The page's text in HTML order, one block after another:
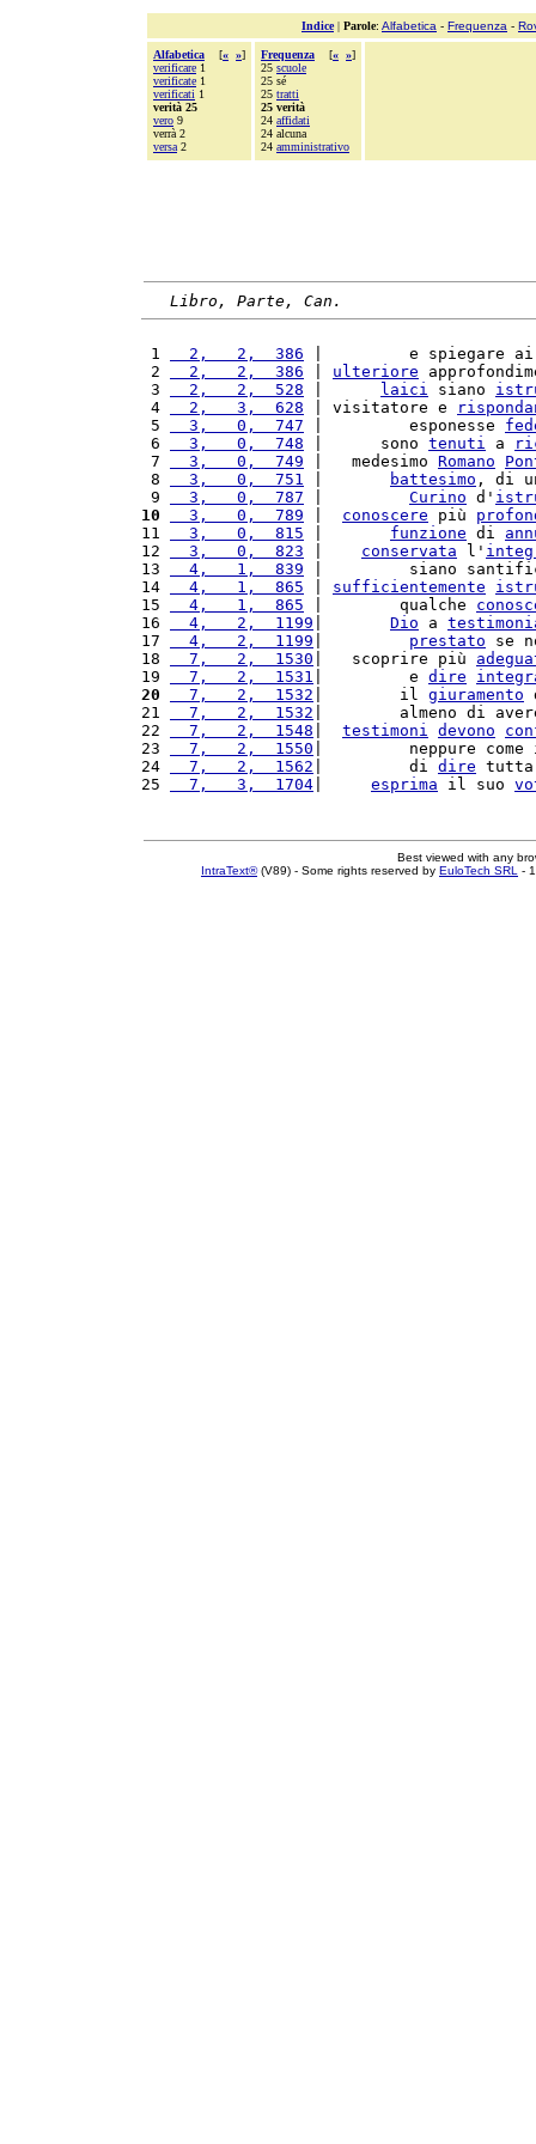
Indice| Parole: Alfabetica - Frequenza -
Alfabetica [« »]
verificare 1
verificate 1
verificati 1
verità 25
vero 9
verrà 2
versa 2
Frequenza [« »]
25 scuole
25 sé
25 tratti
25 verità
24 affidati
24 alcuna
24 amministrativo
Libro, Parte, Can.
1
  2,   2,  386
|         e spiegare
2
  2,   2,  386
ulteriore
3
  2,   2,  528
laici siano
4
  2,   3,  628
| visitatore e
5
  3,   0,  747
|         esponesse
6
  3,   0,  748
|      sono tenuti a
7
  3,   0,  749
|   medesimo Romano
8
  3,   0,  751
battesimo , di
9
  3,   0,  787
Curino d'
10
  3,   0,  789
conoscere più
11
  3,   0,  815
funzione di
12
  3,   0,  823
conservata l'
13
  4,   1,  839
|         siano
14
  4,   1,  865
sufficientemente
15
  4,   1,  865
|        qualche
16
  4,   2,  1199
Dio a
17
  4,   2,  1199
prestato se
18
  7,   2,  1530
|   scoprire più
19
  7,   2,  1531
|         e dire
20
  7,   2,  1532
|        il giuramento
21
  7,   2,  1532
|        almeno di
22
  7,   2,  1548
testimoni devono
23
  7,   2,  1550
|         neppure
24
  7,   2,  1562
|         di dire
25
  7,   3,  1704
esprima il suo
Best viewed with any
IntraText®(V89) - Some rights reserved by EuloTech SRL -